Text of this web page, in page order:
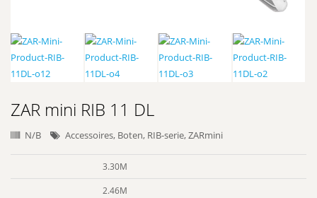
ZAR mini RIB 11 DL
N/B Accessoires, Boten, RIB-serie,ZARmini
3.30M
2.46M